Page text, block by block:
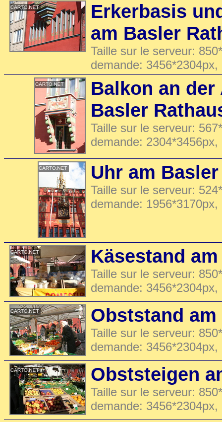
Erkerbasis
am Basler
Taille sur le serveur:
demande:
Balkon an
Basler
Taille sur le serveur:
demande:
Uhr am
Taille sur le serveur:
demande:
Käsestand
Taille sur le serveur:
demande:
Obststand
Taille sur le serveur:
demande:
Obststeigen
Taille sur le serveur:
demande: